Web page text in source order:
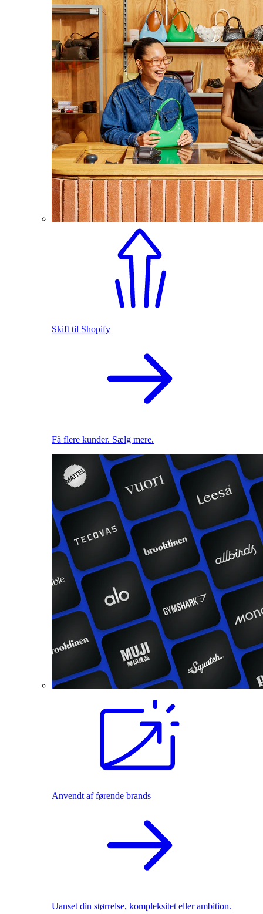
Skift til Shopify
Få flere kunder. Sælg mere.
Anvendt af førende brands
Uanset din størrelse, kompleksitet eller ambition.